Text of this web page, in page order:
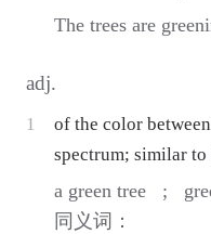
The trees are
adj.
1
of the color
spectrum; similar
a green tree ;
同义词：